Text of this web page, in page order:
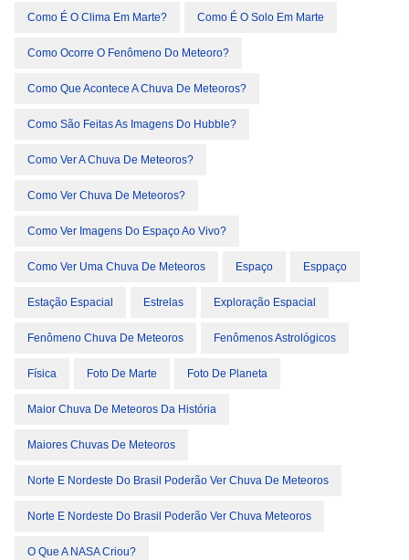
Como É O Clima Em Marte? Como É O Solo Em Marte
Como Ocorre O Fenômeno Do Meteoro?
Como Que Acontece A Chuva De Meteoros?
Como São Feitas As Imagens Do Hubble?
Como Ver A Chuva De Meteoros?
Como Ver Chuva De Meteoros?
Como Ver Imagens Do Espaço Ao Vivo?
Como Ver Uma Chuva De Meteoros Espaço Esppaço
Estação Espacial Estrelas Exploração Espacial
Fenômeno Chuva De Meteoros Fenômenos Astrológicos
Física Foto De Marte Foto De Planeta
Maior Chuva De Meteoros Da História
Maiores Chuvas De Meteoros
Norte E Nordeste Do Brasil Poderão Ver Chuva De Meteoros
Norte E Nordeste Do Brasil Poderão Ver Chuva Meteoros
O Que A NASA Criou?